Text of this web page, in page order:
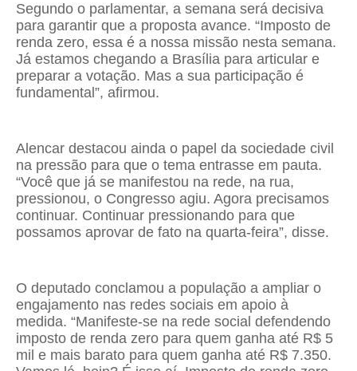
Segundo o parlamentar, a semana será decisiva
para garantir que a proposta avance. “Imposto de
renda zero, essa é a nossa missão nesta semana.
Já estamos chegando a Brasília para articular e
preparar a votação. Mas a sua participação é
fundamental”, afirmou.
Alencar destacou ainda o papel da sociedade civil
na pressão para que o tema entrasse em pauta.
“Você que já se manifestou na rede, na rua,
pressionou, o Congresso agiu. Agora precisamos
continuar. Continuar pressionando para que
possamos aprovar de fato na quarta-feira”, disse.
O deputado conclamou a população a ampliar o
engajamento nas redes sociais em apoio à
medida. “Manifeste-se na rede social defendendo
imposto de renda zero para quem ganha até R$ 5
mil e mais barato para quem ganha até R$ 7.350.